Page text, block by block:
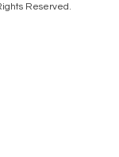
Reserved.